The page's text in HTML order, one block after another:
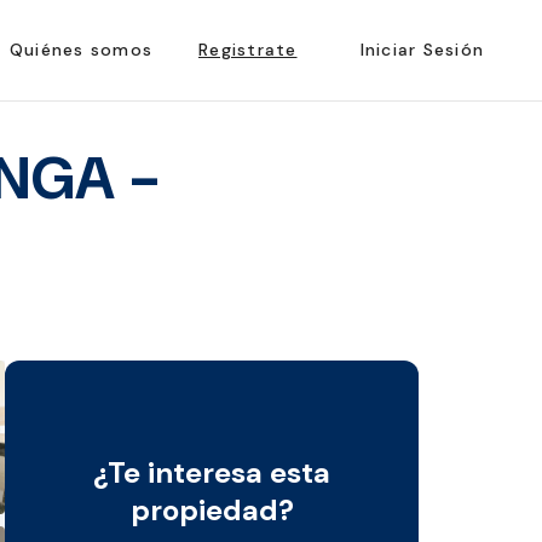
Quiénes somos Registrate Iniciar Sesión
-
¿Te interesa esta
propiedad?